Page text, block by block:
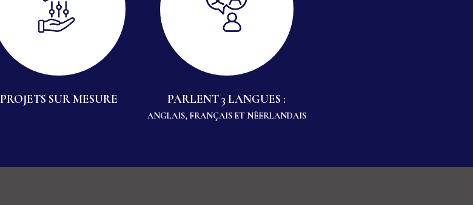
PROJETS SUR MESURE PARLENT 3 LANGUES :
ANGLAIS, FRANÇAIS ET NÉERLANDAIS